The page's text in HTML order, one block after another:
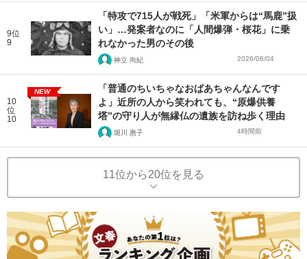
9位
9
「特攻で715人が戦死」「米軍からは“馬鹿”扱
い」…発案者なのに「人間爆弾・桜花」に乗
れなかった男のその後
神立 尚紀 2026/08/04
10
位
10
NEW
「普通のちいちゃなおばあちゃんなんです
よ」近所の人から笑われても、“原爆供養
塔”の守り人が無縁仏の遺族を訪ね歩く理由
堀川 惠子 4時間前
11位から20位を見る